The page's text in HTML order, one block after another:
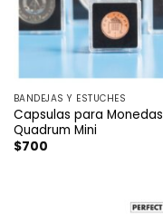
BANDEJAS Y ESTUCHES
Capsulas para Monedas
Quadrum Mini
$700